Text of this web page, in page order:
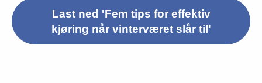
Last ned 'Fem tips for effektiv
kjøring når vinterværet slår til'